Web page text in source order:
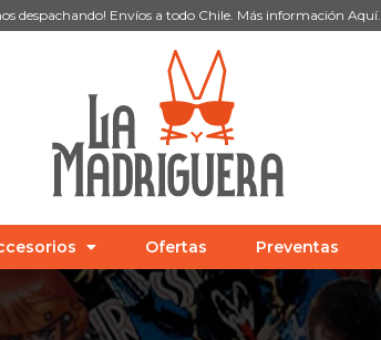
despachando! Envíos a todo Chile. Más información Aquí.
Ofertas Preventas